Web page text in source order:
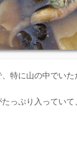
、特に山の中でい
たっぷり入っていて